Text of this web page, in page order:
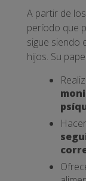
A partir de
período que
sigue siendo
hijos. Su